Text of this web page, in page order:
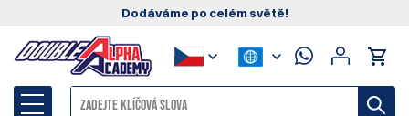
Dodáváme po celém světě!